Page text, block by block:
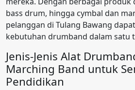
bass drum, hingga cymbal dan
pelanggan di Tulang Bawang
kebutuhan drumband dalam satu
Jenis-Jenis Alat
Marching Band untuk
Pendidikan